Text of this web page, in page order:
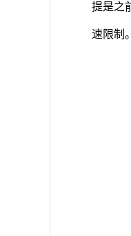
提是之
速限制。